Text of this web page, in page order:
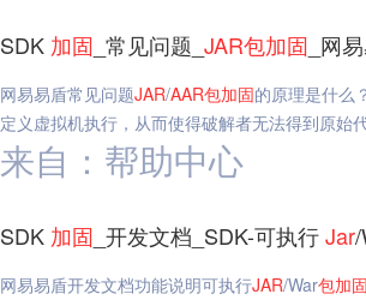
SDK 加固 _常见问题_ JAR包加固 _网
网易易盾常见问题JAR/AAR包加固的原理是什么
定义虚拟机执行，从而使得破解者无法得到原始
来自：帮助中心
SDK 加固 _开发文档_SDK-可执行Jar/
网易易盾开发文档功能说明可执行JAR/War包加固